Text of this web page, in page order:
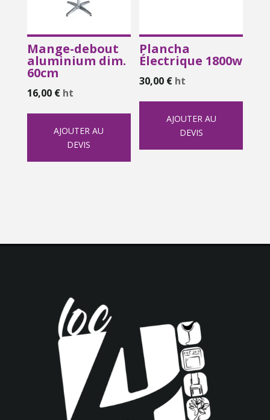
Mange-debout
aluminium dim.
60cm
16,00 € ht
AJOUTER AU
DEVIS
Plancha
Électrique 1800w
30,00 € ht
AJOUTER AU
DEVIS